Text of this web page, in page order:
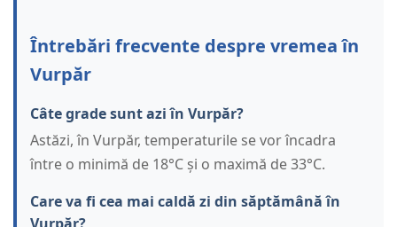
Întrebări frecvente despre vremea în
Vurpăr
Câte grade sunt azi în Vurpăr?
Astăzi, în Vurpăr, temperaturile se vor încadra
între o minimă de 18°C și o maximă de 33°C.
Care va fi cea mai caldă zi din săptămână în